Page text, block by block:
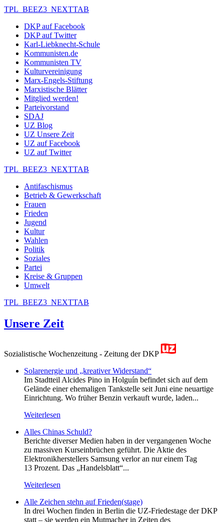
TPL_BEEZ3_NEXTTAB
DKP auf Facebook
DKP auf Twitter
Karl-Liebknecht-Schule
Kommunisten.de
Kommunisten TV
Kulturvereinigung
Marx-Engels-Stiftung
Marxistische Blätter
Mitglied werden!
Parteivorstand
SDAJ
UZ Blog
UZ Unsere Zeit
UZ auf Facebook
UZ auf Twitter
TPL_BEEZ3_NEXTTAB
Antifaschismus
Betrieb & Gewerkschaft
Frauen
Frieden
Jugend
Kultur
Wahlen
Politik
Soziales
Partei
Kreise & Gruppen
Umwelt
TPL_BEEZ3_NEXTTAB
Unsere Zeit
Sozialistische Wochenzeitung - Zeitung der DKP
Solarenergie und „kreativer Widerstand“
Im Stadtteil Alcides Pino in Holguín befindet sich auf dem
Gelände einer ehemaligen Tankstelle seit Juni eine neuartige
Einrichtung. Wo früher Benzin verkauft wurde, laden...
Weiterlesen
Alles Chinas Schuld?
Berichte diverser Medien haben in der vergangenen Woche
zu massiven Kurseinbrüchen geführt. Die Aktie des
Elektronikherstellers Samsung verlor an nur einem Tag
13 Prozent. Das „Handelsblatt“...
Weiterlesen
Alle Zeichen stehn auf Frieden(stage)
In drei Wochen finden in Berlin die UZ-Friedestage der DKP
statt – sie werden ein Mutmacher in Zeiten des